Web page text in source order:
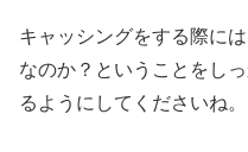
キャッシングをする際に
なのか？ということをし
るようにしてくださいね。